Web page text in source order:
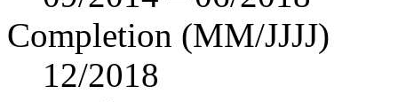
Completion (MM/JJJJ)
12/2018